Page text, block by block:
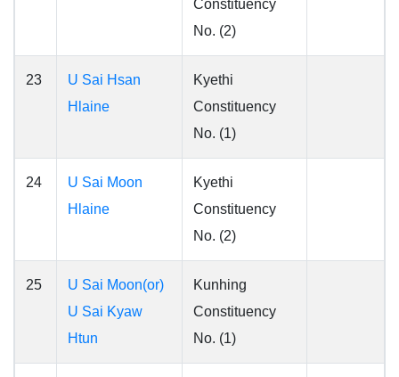
Constituency
No. (2)
23
U Sai Hsan
Hlaine
Kyethi
Constituency
No. (1)
24
U Sai Moon
Hlaine
Kyethi
Constituency
No. (2)
25
U Sai Moon(or)
U Sai Kyaw
Htun
Kunhing
Constituency
No. (1)